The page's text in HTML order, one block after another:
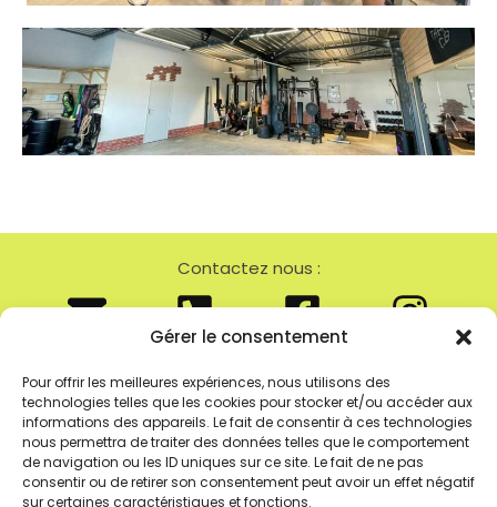
Gérer le consentement
Pour offrir les meilleures expériences, nous utilisons des
technologies telles que les cookies pour stocker et/ou accéder aux
informations des appareils. Le fait de consentir à ces technologies
nous permettra de traiter des données telles que le comportement
de navigation ou les ID uniques sur ce site. Le fait de ne pas
consentir ou de retirer son consentement peut avoir un effet négatif
sur certaines caractéristiques et fonctions.
Contactez nous :
Salle de Sport Meximieux
Convivialité et performance
217 Rue De La Tréfilerie
01800 Meximieux